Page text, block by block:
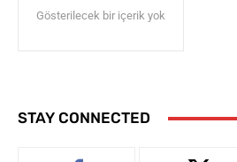
Gösterilecek bir içerik yok
STAY CONNECTED